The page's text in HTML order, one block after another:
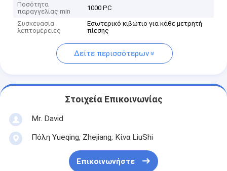
Ποσότητα
παραγγελίας min
1000 PC
Συσκευασία
λεπτομέρειες
Εσωτερικό κιβώτιο για κάθε μετρητή
πίεσης
Δείτε περισσότερων
Στοιχεία Επικοινωνίας
Mr. David
Πόλη Yueqing, Zhejiang, Κίνα LiuShi
Επικοινωνήστε